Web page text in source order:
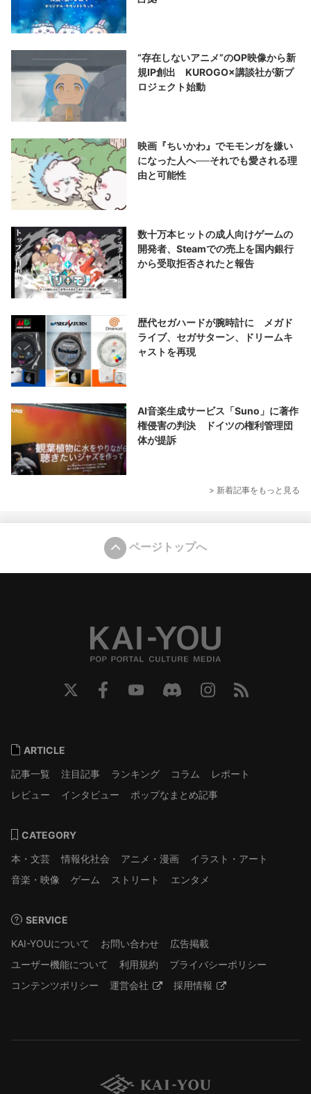
“存在しないアニメ”のOP映像から新
規IP創出 KUROGO×講談社が新プ
ロジェクト始動
映画『ちいかわ』でモモンガを嫌い
になった人へ──それでも愛される理
由と可能性
数十万本ヒットの成人向けゲームの
開発者、Steamでの売上を国内銀行
から受取拒否されたと報告
歴代セガハードが腕時計に メガド
ライブ、セガサターン、ドリームキ
ャストを再現
AI音楽生成サービス「Suno」に著作
権侵害の判決 ドイツの権利管理団
体が提訴
> 新着記事をもっと見る
ページトップへ
ARTICLE
記事一覧
注目記事 ランキング コラム
レポート
レビュー
インタビュー ポップなまとめ記事
CATEGORY
本・文芸
情報化社会 アニメ・漫画
イラスト・アート
音楽・映像
ゲーム ストリート エンタメ
SERVICE
KAI-YOUについて
お問い合わせ
広告掲載
ユーザー機能について
利用規約
プライバシーポリシー
コンテンツポリシー
運営会社 採用情報